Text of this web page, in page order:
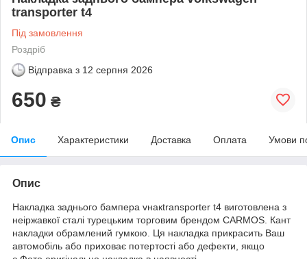
transporter t4
Під замовлення
Роздріб
Відправка з 12 серпня 2026
650 ₴
Опис Характеристики Доставка Оплата Умови
Опис
Накладка заднього бампера vнакtransporter t4 виготовлена з
неіржавкої сталі турецьким торговим брендом CARMOS. Кант
накладки обрамлений гумкою. Ця накладка прикрасить Ваш
автомобіль або приховає потертості або дефекти, якщо